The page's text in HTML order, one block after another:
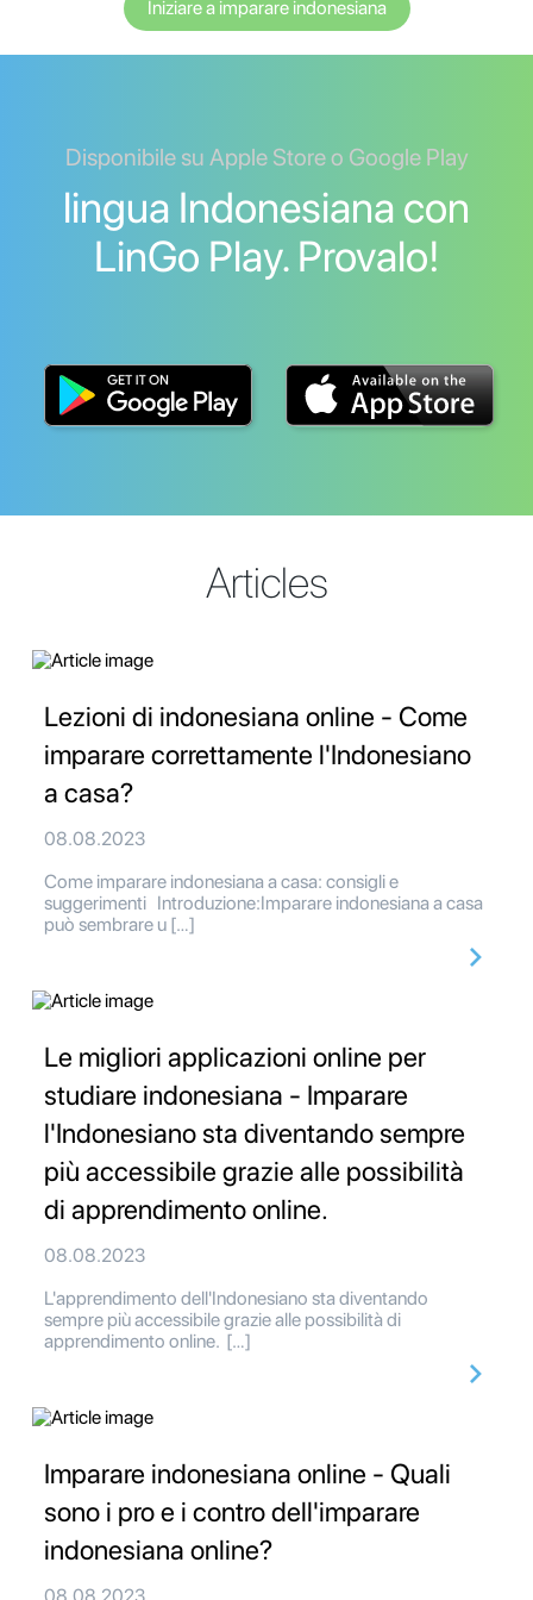
Iniziare a imparare indonesiana
Disponibile su Apple Store o Google Play
lingua Indonesiana con
LinGo Play. Provalo!
Articles
Lezioni di indonesiana online - Come
imparare correttamente l'Indonesiano
a casa?
08.08.2023
Come imparare indonesiana a casa: consigli e
suggerimenti Introduzione:Imparare indonesiana a casa
può sembrare u […]
Le migliori applicazioni online per
studiare indonesiana - Imparare
l'Indonesiano sta diventando sempre
più accessibile grazie alle possibilità
di apprendimento online.
08.08.2023
L'apprendimento dell'Indonesiano sta diventando
sempre più accessibile grazie alle possibilità di
apprendimento online. […]
Imparare indonesiana online - Quali
sono i pro e i contro dell'imparare
indonesiana online?